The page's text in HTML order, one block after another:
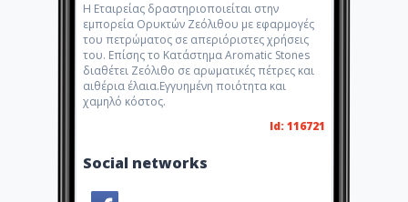
Η Εταιρείας δραστηριοποιείται στην
εμπορεία Ορυκτών Ζεόλιθου με εφαρμογές
του πετρώματος σε απεριόριστες χρήσεις
του. Επίσης το Κατάστημα Aromatic Stones
διαθέτει Ζεόλιθο σε αρωματικές πέτρες και
αιθέρια έλαια.Εγγυημένη ποιότητα και
χαμηλό κόστος.
Id: 116721
Social networks